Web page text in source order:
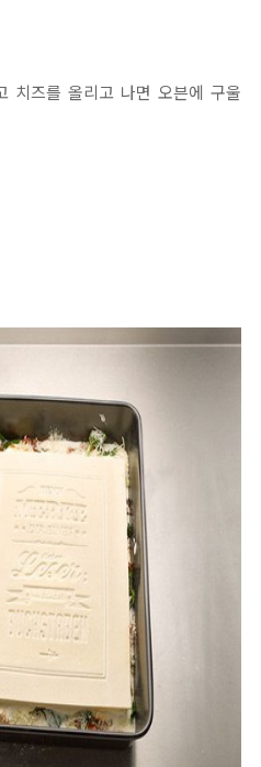
치즈를 올리고 나면 오븐에 구울